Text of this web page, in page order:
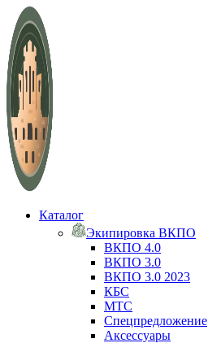
Каталог
Экипировка ВКПО
ВКПО 4.0
ВКПО 3.0
ВКПО 3.0 2023
КБС
МТС
Спецпредложение
Аксессуары